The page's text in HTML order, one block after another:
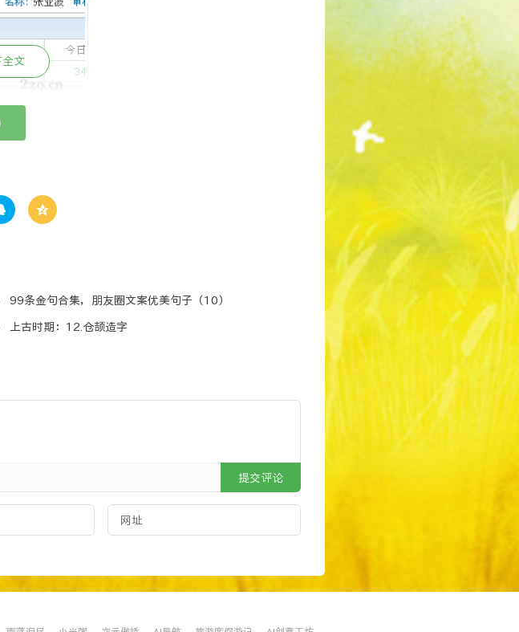
公司是做IDC的，我觉得东阳是个潜力股，想让公
终于鼓足的勇气。
么优化的，每天原创更新，注重用户体验度，难道
有个500万。
全文

99条金句合集，朋友圈文案优美句子（10）
上古时期：12.仓颉造字
提交评论